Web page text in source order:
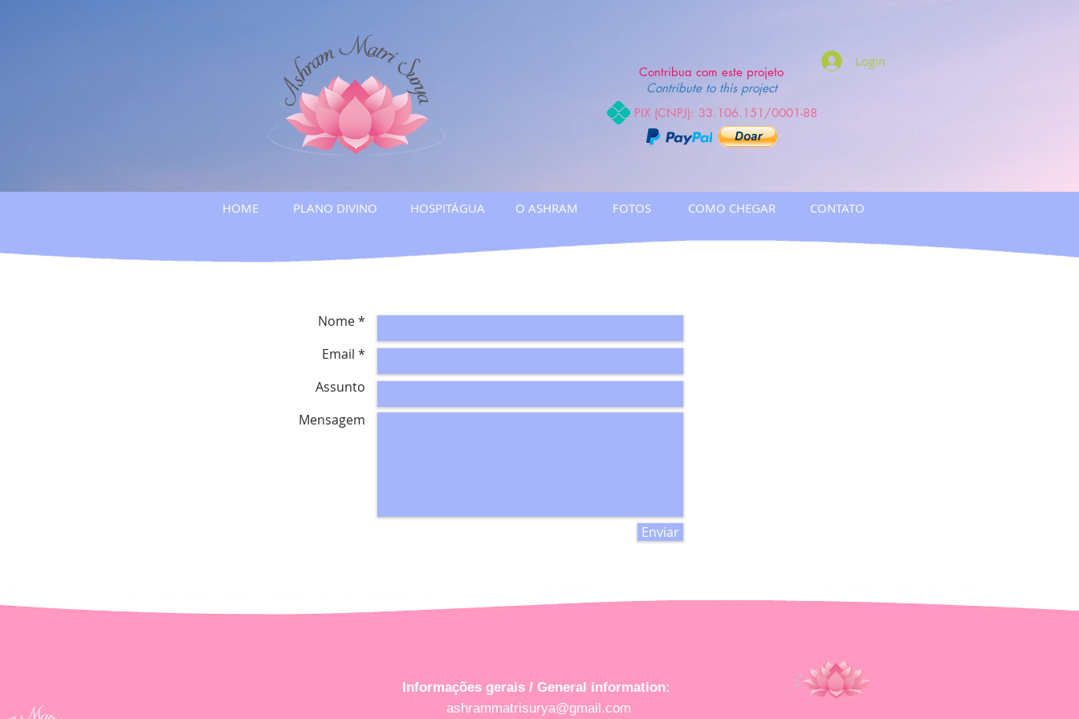
Contribua com este projeto
Contribute to this project
PIX (CNPJ): 33.106.151/0001-88
Login
HOME PLANO DIVINO HOSPITÁGUA O ASHRAM FOTOS COMO CHEGAR CONTATO
Nome *
Email *
Assunto
Mensagem
Enviar
Informações gerais / General information:
ashrammatrisurya@gmail.com